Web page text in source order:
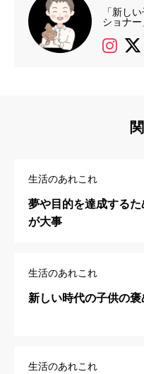
「新し
ショナー
生活のあれこれ
夢や目的を達成するた
が大事
生活のあれこれ
新しい時代の子供の褒
生活のあれこれ